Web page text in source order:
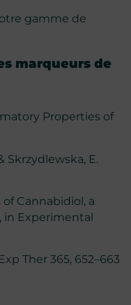
gamme de
marqueurs de
Properties of
Skrzydlewska, E.
Cannabidiol, a
in Experimental
Ther 365, 652–663